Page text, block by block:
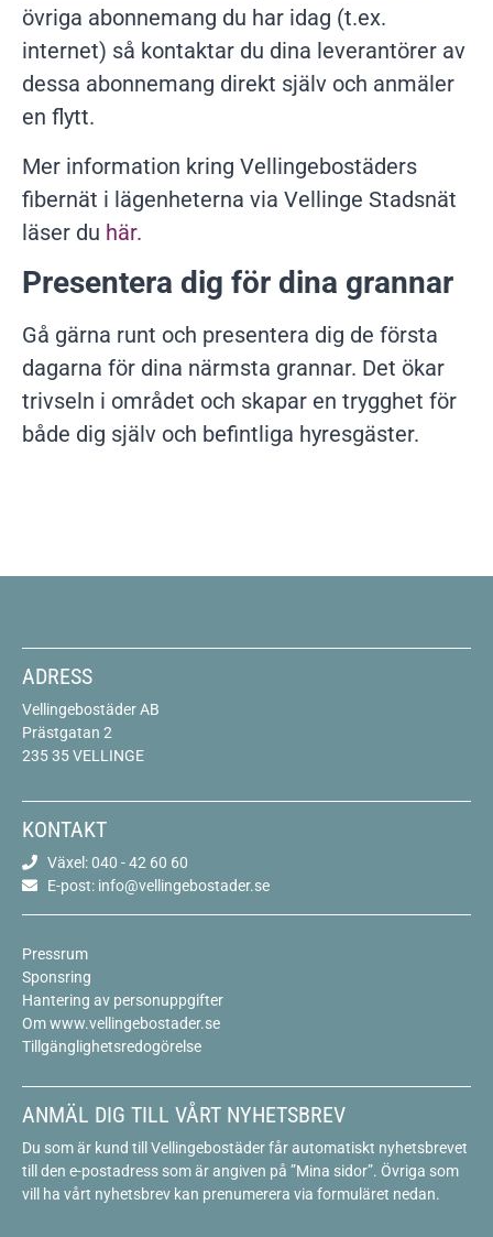
övriga abonnemang du har idag (t.ex.
internet) så kontaktar du dina leverantörer av
dessa abonnemang direkt själv och anmäler
en flytt.
Mer information kring Vellingebostäders
fibernät i lägenheterna via Vellinge Stadsnät
läser du här.
Presentera dig för dina grannar
Gå gärna runt och presentera dig de första
dagarna för dina närmsta grannar. Det ökar
trivseln i området och skapar en trygghet för
både dig själv och befintliga hyresgäster.
ADRESS
Vellingebostäder AB
Prästgatan 2
235 35 VELLINGE
KONTAKT
Växel: 040 - 42 60 60
E-post: info@vellingebostader.se
Pressrum
Sponsring
Hantering av personuppgifter
Om www.vellingebostader.se
Tillgänglighetsredogörelse
ANMÄL DIG TILL VÅRT NYHETSBREV
Du som är kund till Vellingebostäder får automatiskt nyhetsbrevet
till den e-postadress som är angiven på ”Mina sidor”. Övriga som
vill ha vårt nyhetsbrev kan prenumerera via formuläret nedan.